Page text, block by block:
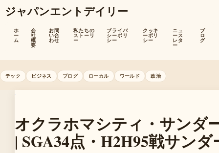
ジャパンエントデイリー
ホ
ー
ム
会
社
概
要
お問
い合
わせ
私たちの
ストーリ
ー
プライバ
シーポリ
シー
クッキ
ーポリ
シー
ニュ
ース
レタ
ー
ブ
ロ
グ
テック ビジネス ブログ ローカル ワールド 政治
オクラホマシティ・サンダ
| SGA34点・H2H95戦サンダ